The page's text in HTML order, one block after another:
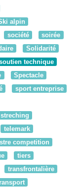
alpin
société
soirée
Solidarité
technique
Spectacle
sport entreprise
streching
telemark
competition
tiers
transfrontalière